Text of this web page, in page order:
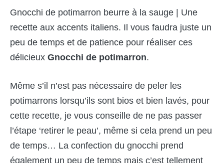
Gnocchi de potimarron beurre à la sauge | Une
recette aux accents italiens. Il vous faudra juste un
peu de temps et de patience pour réaliser ces
délicieux Gnocchi de potimarron.
Même s’il n’est pas nécessaire de peler les
potimarrons lorsqu’ils sont bios et bien lavés, pour
cette recette, je vous conseille de ne pas passer
l’étape ‘retirer le peau’, même si cela prend un peu
de temps… La confection du gnocchi prend
également un peu de temps mais c’est tellement